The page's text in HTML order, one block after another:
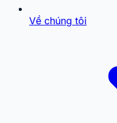
Về chúng tôi